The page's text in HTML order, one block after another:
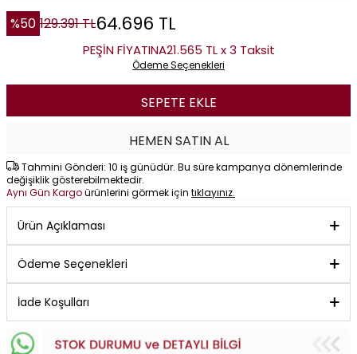
%50 129.391TL64.696 TL
PEŞİN FİYATINA21.565 TL x 3 Taksit
Ödeme Seçenekleri
SEPETE EKLE
HEMEN SATIN AL
Tahmini Gönderi: 10 iş günüdür. Bu süre kampanya dönemlerinde
değişiklik gösterebilmektedir.
Aynı Gün Kargoürünlerini görmek için tıklayınız.
Ürün Açıklaması
Ödeme Seçenekleri
İade Koşulları